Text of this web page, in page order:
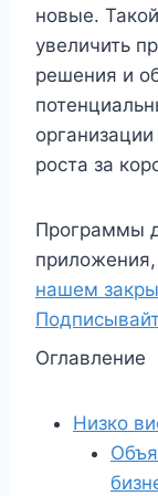
новые.
увеличить
решения и
роста за
Программы
нашем
Оглавление
Низко